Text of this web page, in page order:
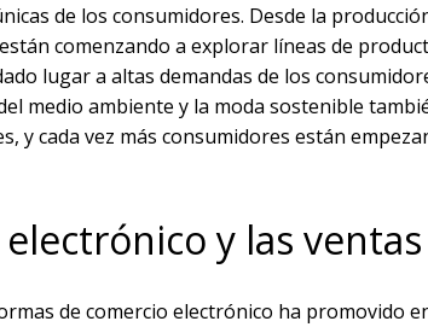
de los consumidores. Desde la
comenzando a explorar líneas de
lugar a altas demandas de los
medio ambiente y la moda sostenible
y cada vez más consumidores están
y las
de comercio electrónico ha promovido